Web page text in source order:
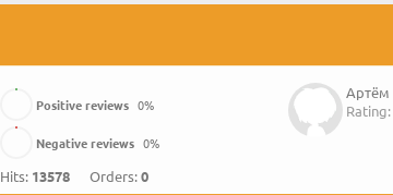
Артём
Rating:
Positive reviews 0%
Negative reviews 0%
Hits: 13578 Orders:0